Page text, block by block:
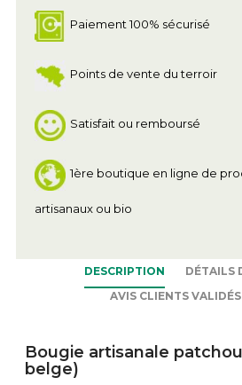
Paiement 100% sécurisé
Points de vente du terroir
Satisfait ou remboursé
1ère boutique en ligne de
artisanaux ou bio
DESCRIPTION
DÉTAILS
AVIS CLIENTS VALIDÉS
Bougie artisanale
belge)